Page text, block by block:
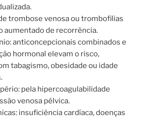
trombose venosa ou trombofilias
aumentado de recorrência.
anticoncepcionais combinados e
hormonal elevam o risco,
tabagismo, obesidade ou idade
pela hipercoagulabilidade
venosa pélvica.
insuficiência cardíaca, doenças